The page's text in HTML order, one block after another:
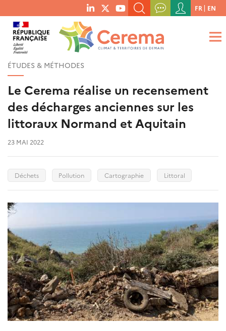
menu
social
links
RECHERCHER UN MOT-CLÉ, UNE PUBLICATION, ETC.
QUE RECHERCHEZ-VOUS ?
Menu
du
compte
de
FR EN
ÉTUDES & MÉTHODES
Le Cerema réalise un recensement
des décharges anciennes sur les
littoraux Normand et Aquitain
23 MAI 2022
Déchets Pollution Cartographie Littoral